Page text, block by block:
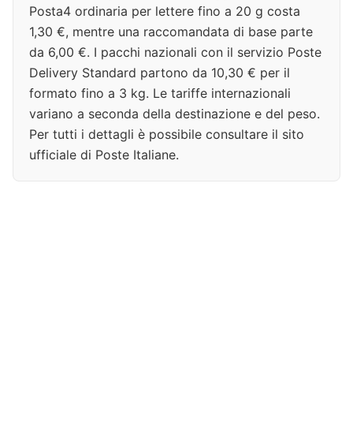
Posta4 ordinaria per lettere fino a 20 g costa
1,30 €, mentre una raccomandata di base parte
da 6,00 €. I pacchi nazionali con il servizio Poste
Delivery Standard partono da 10,30 € per il
formato fino a 3 kg. Le tariffe internazionali
variano a seconda della destinazione e del peso.
Per tutti i dettagli è possibile consultare il sito
ufficiale di Poste Italiane.